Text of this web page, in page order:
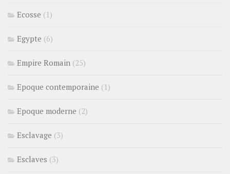
Ecosse (1)
Egypte (6)
Empire Romain (25)
Epoque contemporaine (1)
Epoque moderne (2)
Esclavage (3)
Esclaves (3)